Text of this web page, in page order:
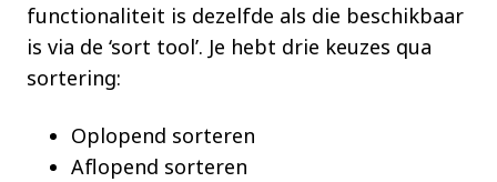
functionaliteit is dezelfde als die beschikbaar
is via de ‘sort tool’. Je hebt drie keuzes qua
sortering:
Oplopend sorteren
Aflopend sorteren